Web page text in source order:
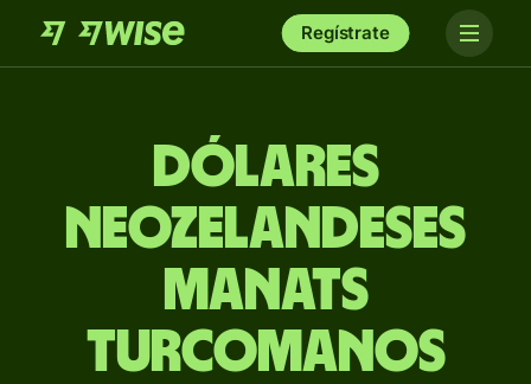
Regístrate
Dólares
neozelandeses
manats
turcomanos